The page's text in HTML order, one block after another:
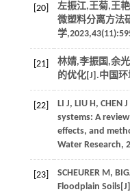
[20]
左振江,王菊,王
微塑料分离方法
学,2023,43
[21]
林婧,李振国,余
的优化[J].中国
[22] LI J, LIU H , CHEN J
systems: A
effects, and
Water Research,
[23] SCHEURER M ,
Floodplain